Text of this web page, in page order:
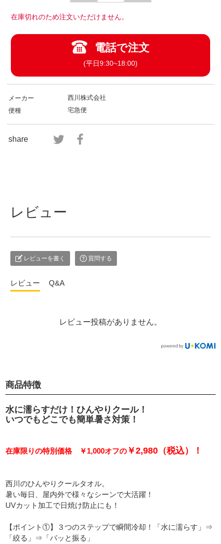
在庫切れのため注文いただけません。
電話で注文
(平日9:30~18:00)
メーカー
西川株式会社
便種
宅急便
share
レビュー
レビューを書く 質問する
レビュー Q&A
レビュー投稿がありません。
商品特徴
水に濡らすだけ！ひんやりクール！
いつでもどこでも簡単暑さ対策！
在庫限りの特別価格 ￥1,000オフの ￥2,980（税込）！
西川のひんやりクールタオル。
暑い毎日、屋内外で様々なシーンで大活躍！
UVカット加工で日焼け防止にも！
【ポイント①】３つのステップで瞬間冷却！「水に濡らす」⇒
「絞る」⇒「パッと振る」